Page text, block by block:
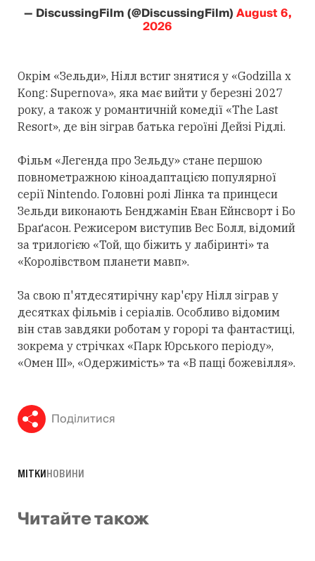
— DiscussingFilm (@DiscussingFilm)August 6,
2026
Окрім «Зельди», Нілл встиг знятися у «Godzilla x
Kong: Supernova», яка має вийти у березні 2027
року, а також у романтичній комедії «The Last
Resort», де він зіграв батька героїні Дейзі Рідлі.
Фільм «Легенда про Зельду» стане першою
повнометражною кіноадаптацією популярної
серії Nintendo. Головні ролі Лінка та принцеси
Зельди виконають Бенджамін Еван Ейнсворт і Бо
Браґасон. Режисером виступив Вес Болл, відомий
за трилогією «Той, що біжить у лабіринті» та
«Королівством планети мавп».
За свою п'ятдесятирічну кар'єру Нілл зіграв у
десятках фільмів і серіалів. Особливо відомим
він став завдяки роботам у горорі та фантастиці,
зокрема у стрічках «Парк Юрського періоду»,
«Омен III», «Одержимість» та «В пащі божевілля».
Поділитися
МІТКИНОВИНИ
Читайте також